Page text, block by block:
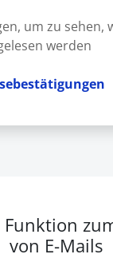
um zu sehen,
werden
Funktion
von E-Mails